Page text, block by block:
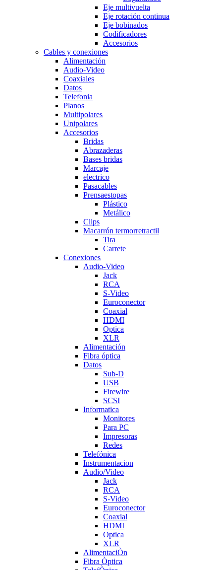
Eje multivuelta
Eje rotación continua
Eje bobinados
Codificadores
Accesorios
Cables y conexiones
Alimentación
Audio-Video
Coaxiales
Datos
Telefonia
Planos
Multipolares
Unipolares
Accesorios
Bridas
Abrazaderas
Bases bridas
Marcaje
electrico
Pasacables
Prensaestopas
Plástico
Metálico
Clips
Macarrón termorretractil
Tira
Carrete
Conexiones
Audio-Video
Jack
RCA
S-Video
Euroconector
Coaxial
HDMI
Optica
XLR
Alimentación
Fibra óptica
Datos
Sub-D
USB
Firewire
SCSI
Informatica
Monitores
Para PC
Impresoras
Redes
Telefónica
Instrumentacion
Audio/Video
Jack
RCA
S-Video
Euroconector
Coaxial
HDMI
Optica
XLR
AlimentaciÒn
Fibra Òptica